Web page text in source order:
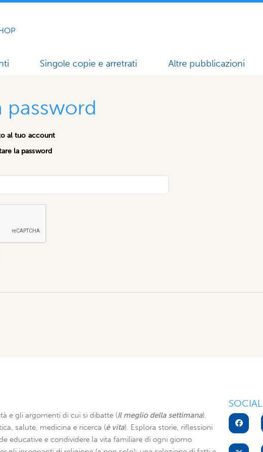
Singole copie e arretrati Altre pubblicazioni
password
al tuo account
la password
e gli argomenti di cui si dibatte (Il meglio della settimana).
salute, medicina e ricerca (è vita). Esplora storie, riflessioni
educative e condividere la vita familiare di ogni giorno
SOCIAL